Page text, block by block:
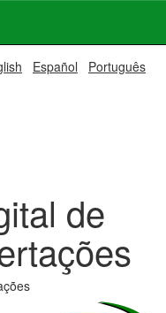
Español Português
de